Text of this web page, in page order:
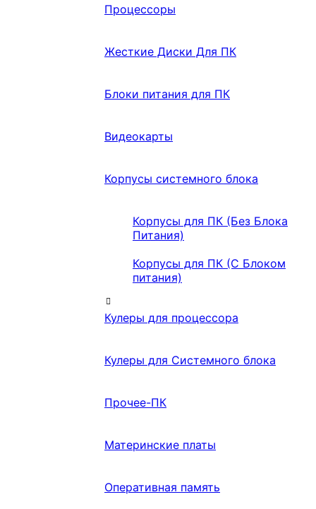
Процессоры
Жесткие Диски Для ПК
Блоки питания для ПК
Видеокарты
Корпусы системного блока
Корпусы для ПК (Без Блока
Питания)
Корпусы для ПК (С Блоком
питания)
Кулеры для процессора
Кулеры для Системного блока
Прочее-ПК
Материнские платы
Оперативная память